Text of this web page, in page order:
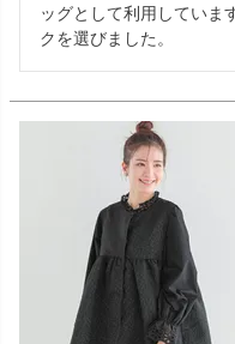
ッグとして利用していま
クを選びました。